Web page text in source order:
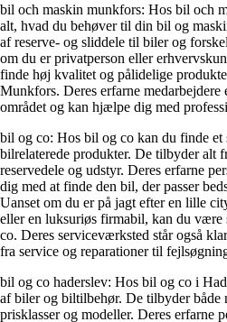
bil och maskin munkfors: Hos bil och
alt, hvad du behøver til din bil og
af reserve- og sliddele til biler og
om du er privatperson eller
finde høj kvalitet og pålidelige
Munkfors. Deres erfarne medarbejdere
området og kan hjælpe dig med
bil og co: Hos bil og co kan du finde
bilrelaterede produkter. De tilbyder alt
reservedele og udstyr. Deres erfarne
dig med at finde den bil, der passer
Uanset om du er på jagt efter en lille
eller en luksuriøs firmabil, kan du være
co. Deres serviceværksted står også
fra service og reparationer til
bil og co haderslev: Hos bil og co i
af biler og biltilbehør. De tilbyder
prisklasser og modeller. Deres erfarne